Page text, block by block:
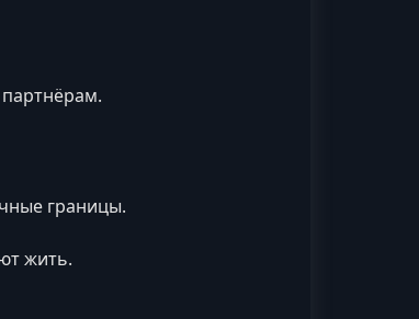
границы.
жить.